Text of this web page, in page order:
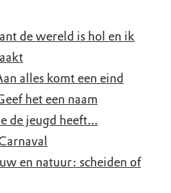
de wereld is hol en ik
alles komt een eind
het een naam
de jeugd heeft...
en natuur: scheiden of